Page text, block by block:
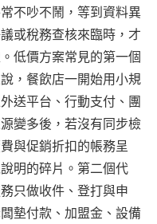
不吵不鬧，等到資料異
或稅務查核來臨時，才
低價方案常見的第一個
，餐飲店一開始用小規
送平台、行動支付、團
變多後，若沒有同步檢
與促銷折扣的帳務呈
明的碎片。第二個代
只做收件、登打與申
墊付款、加盟金、設備